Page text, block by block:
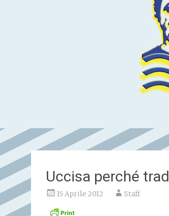
Uccisa perché
15 Aprile 2012 Staff